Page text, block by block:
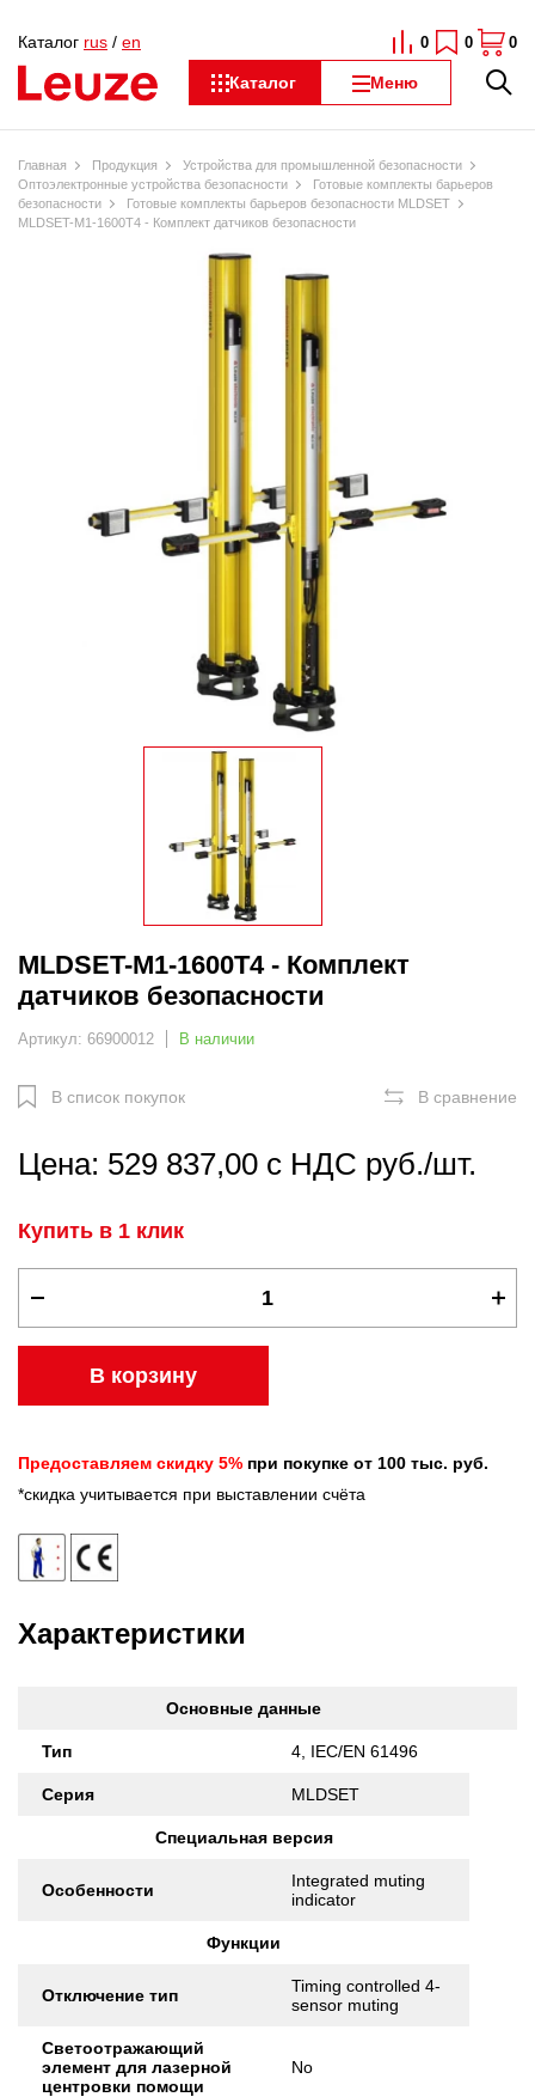
Каталог Меню
Каталог rus / en 0 0 0
Главная Продукция
Устройства для промышленной безопасности
Оптоэлектронные устройства безопасности
Готовые комплекты барьеров
безопасности
Готовые комплекты барьеров безопасности MLDSET
MLDSET-M1-1600T4 - Комплект датчиков безопасности
MLDSET-M1-1600T4 - Комплект
датчиков безопасности
Артикул: 66900012 В наличии
В список покупок В сравнение
Цена: 529 837,00 с НДС руб./шт.
Купить в 1 клик
В корзину
Предоставляем скидку 5% при покупке от 100 тыс. руб.
*скидка учитывается при выставлении счёта
Характеристики
Основные данные
Тип 4, IEC/EN 61496
Серия MLDSET
Специальная версия
Особенности
Integrated muting
indicator
Функции
Отключение тип
Timing controlled 4-
sensor muting
Светоотражающий
элемент для лазерной
центровки помощи
No